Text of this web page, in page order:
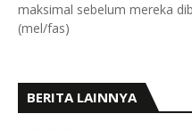
maksimal sebelum mereka
(mel/fas)
BERITA LAINNYA